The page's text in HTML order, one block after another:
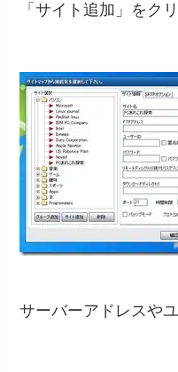
「サイト追加」をク
サーバーアドレスや